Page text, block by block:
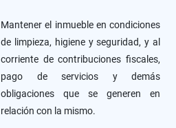
Mantener el inmueble en condiciones
de limpieza, higiene y seguridad, y al
corriente de contribuciones fiscales,
pago de servicios y demás
obligaciones que se generen en
relación con la mismo.